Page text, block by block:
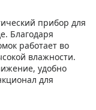
прибор для
Благодаря
работает во
влажности.
удобно
для